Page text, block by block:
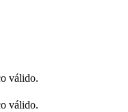
válido.
válido.